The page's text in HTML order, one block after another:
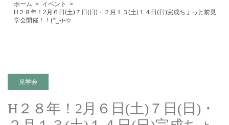
ホーム
イベント
H２８年！2月６日(土)７日(日)・２月１３(土)１４日(日)完成ちょっと前見
学会開催！！(^_-)-☆
見学会
H２８年！2月６日(土)７日(日)・